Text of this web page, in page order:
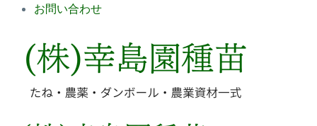
お問い合わせ